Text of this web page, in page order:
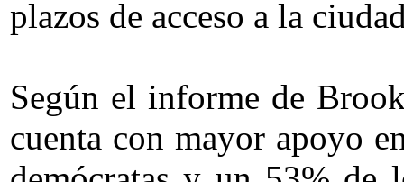
plazos de acceso a la
Según el informe de
cuenta con mayor apoyo